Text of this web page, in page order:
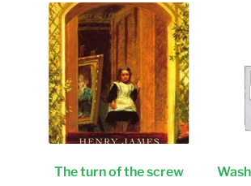
The turn of the screw